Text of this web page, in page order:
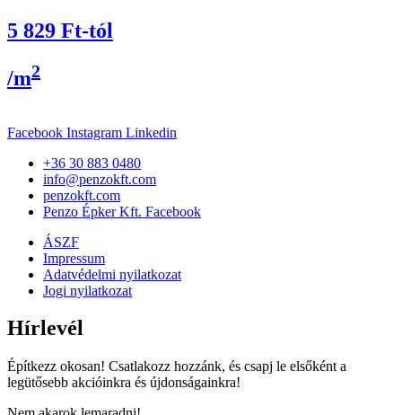
5 829 Ft-tól
/m2
Facebook Instagram Linkedin
+36 30 883 0480
info@penzokft.com
penzokft.com
Penzo Épker Kft. Facebook
ÁSZF
Impressum
Adatvédelmi nyilatkozat
Jogi nyilatkozat
Hírlevél
Építkezz okosan! Csatlakozz hozzánk, és csapj le elsőként a
legütősebb akcióinkra és újdonságainkra!